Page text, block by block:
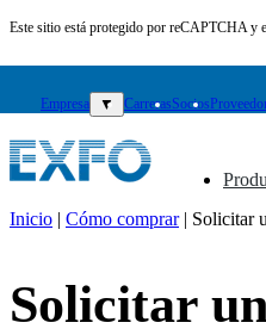
Este sitio está protegido por reCAPTCHA y
Empresa ▼ CarrerasSocios
▼
Productos
Soluciones
Inicio | Cómo comprar | Solicitar
Solicitar